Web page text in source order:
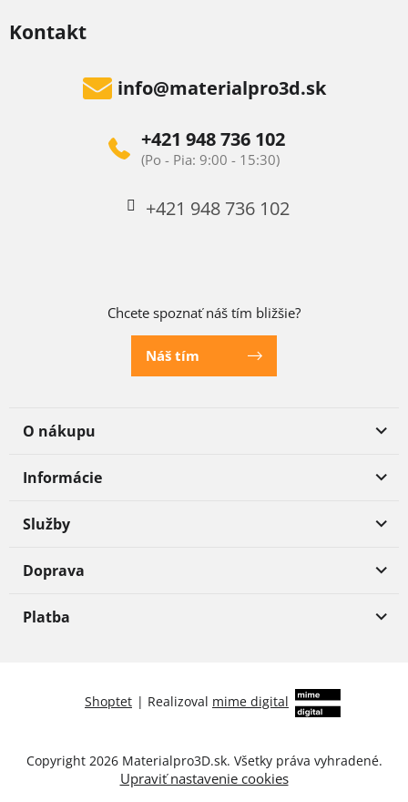
Kontakt
info@materialpro3d.sk
+421 948 736 102
+421 948 736 102
Chcete spoznať náš tím bližšie?
Náš tím
O nákupu
Informácie
Služby
Doprava
Platba
Shoptet | Realizoval mime digital
Copyright 2026 Materialpro3D.sk. Všetky práva vyhradené.
Upraviť nastavenie cookies